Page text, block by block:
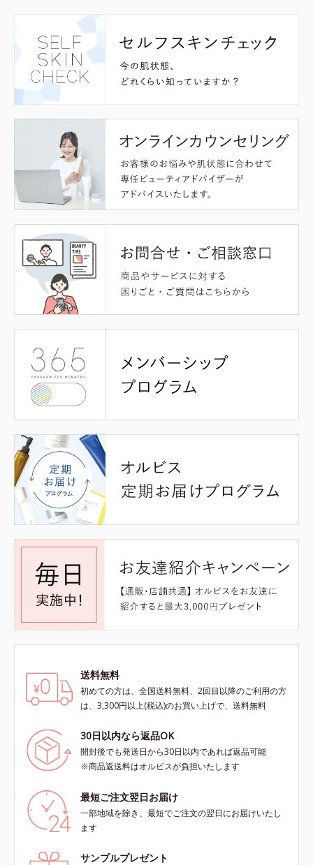
送料無料
初めての方は、全国送料無料、2回目以降のご利用の方
は、3,300円以上(税込)のお買い上げで、送料無料
30日以内なら返品OK
開封後でも発送日から30日以内であれば返品可能
※商品返送料はオルビスが負担いたします
最短ご注文翌日お届け
一部地域を除き、最短でご注文の翌日にお届けいたし
ます
サンプルプレゼント